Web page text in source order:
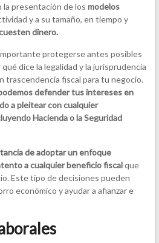
la presentación de los modelos
y a su tamaño, en tiempo y
dinero.
protegerse antes posibles
dice la legalidad y la jurisprudencia
trascendencia fiscal para tu negocio.
defender tus intereses en
a pleitear con cualquier
Hacienda o la Seguridad
de adoptar un enfoque
a cualquier beneficio fiscalque
Este tipo de decisiones pueden
económico y ayudar a afianzar e